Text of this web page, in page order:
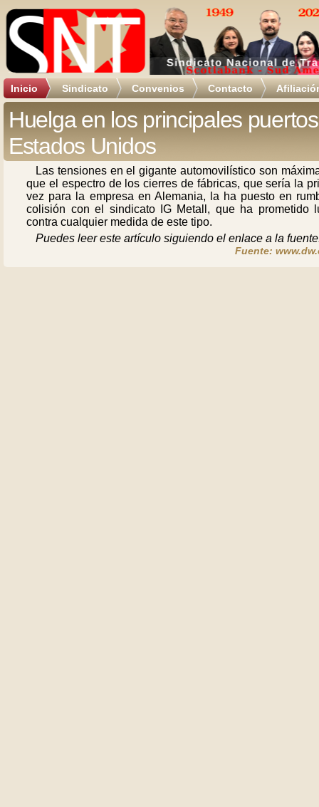
Inicio Sindicato Convenios Contacto
Huelga en los principales
Estados Unidos
Las tensiones en el gigante automovilístico son
que el espectro de los cierres de fábricas, que sería la
vez para la empresa en Alemania, la ha puesto en
colisión con el sindicato IG Metall, que ha prometido
contra cualquier medida de este tipo.
Puedes leer este artículo siguiendo el enlace a la
Fuente: